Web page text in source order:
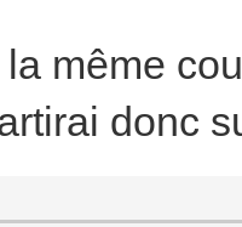
même
donc